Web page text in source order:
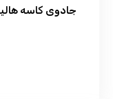
جادوی کاسه